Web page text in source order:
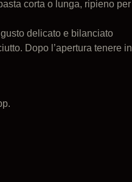
corta o lunga, ripieno per
delicato e bilanciato
Dopo l’apertura tenere in